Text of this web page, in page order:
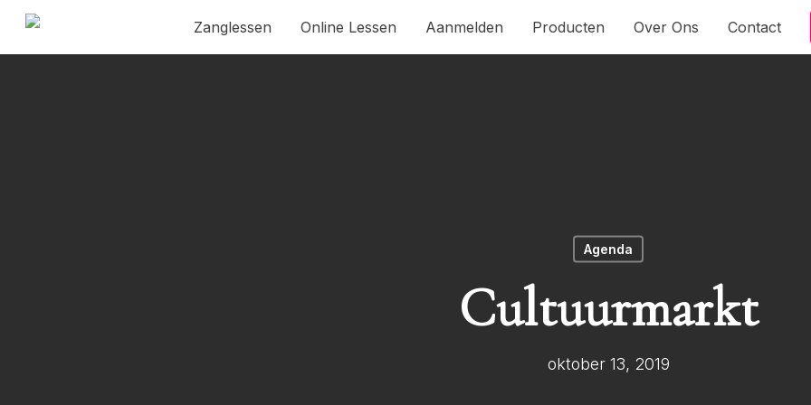
Skip
main
Zanglessen Online Lessen Aanmelden Producten Over Ons Contact
Agenda
Cultuurmarkt
oktober 13, 2019